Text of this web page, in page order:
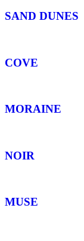
SAND DUNES
COVE
MORAINE
NOIR
MUSE